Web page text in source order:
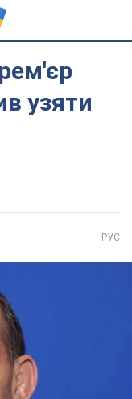
узяти
РУС